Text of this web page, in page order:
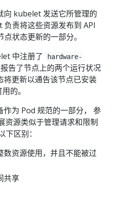
向 kubelet 发送它所管理的
责将这些资源发布到 API
状态更新的一部分。
中注册了
hardware-
告了节点上的两个运行状况
将更新以通告该节点已安装
的。
为 Pod 规范的一部分， 参
资源类似于管理请求和限制
区别：
数资源使用，并且不能被过
共享